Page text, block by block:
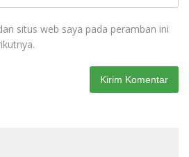
situs web saya pada peramban ini